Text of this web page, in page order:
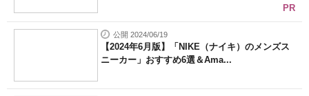
PR
公開 2024/06/19
【2024年6月版】「NIKE（ナイキ）のメンズス
ニーカー」おすすめ6選＆Ama...